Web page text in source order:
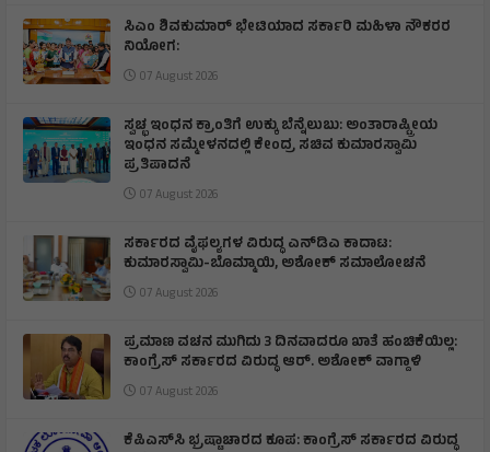
ಸಿಎಂ ಶಿವಕುಮಾರ್‌ ಭೇಟಿಯಾದ ಸರ್ಕಾರಿ ಮಹಿಳಾ ನೌಕರರ
ನಿಯೋಗ:
07 August 2026
ಸ್ವಚ್ಛ ಇಂಧನ ಕ್ರಾಂತಿಗೆ ಉಕ್ಕು ಬೆನ್ನೆಲುಬು: ಅಂತಾರಾಷ್ಟ್ರೀಯ
ಇಂಧನ ಸಮ್ಮೇಳನದಲ್ಲಿ ಕೇಂದ್ರ ಸಚಿವ ಕುಮಾರಸ್ವಾಮಿ
ಪ್ರತಿಪಾದನೆ
07 August 2026
ಸರ್ಕಾರದ ವೈಫಲ್ಯಗಳ ವಿರುದ್ಧ ಎನ್‌ಡಿಎ ಕಾದಾಟ:
ಕುಮಾರಸ್ವಾಮಿ-ಬೊಮ್ಮಾಯಿ, ಅಶೋಕ್ ಸಮಾಲೋಚನೆ
07 August 2026
ಪ್ರಮಾಣ ವಚನ ಮುಗಿದು 3 ದಿನವಾದರೂ ಖಾತೆ ಹಂಚಿಕೆಯಿಲ್ಲ:
ಕಾಂಗ್ರೆಸ್ ಸರ್ಕಾರದ ವಿರುದ್ಧ ಆರ್‌. ಅಶೋಕ್ ವಾಗ್ದಾಳಿ
07 August 2026
ಕೆಪಿಎಸ್‌ಸಿ ಭ್ರಷ್ಟಾಚಾರದ ಕೂಪ: ಕಾಂಗ್ರೆಸ್ ಸರ್ಕಾರದ ವಿರುದ್ಧ